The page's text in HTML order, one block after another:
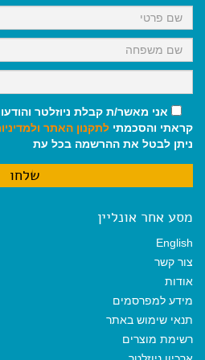
p
m
אני מאשר/ת קבלת ניוזלטר
קראתי והסכמתי לתקנון האתר
ניתן לבטל את ההרשמה בכל עת
מסע אחר אונליין
English
צור קשר
אודות
מידע למפרסמים
תנאי שימוש באתר
רשימת מוצרים